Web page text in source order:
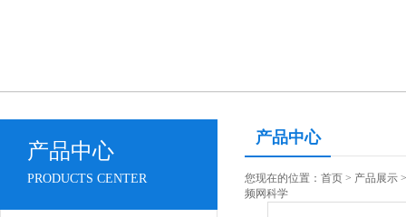
产品中心
PRODUCTS CENTER
产品中心
您现在的位置： 首页 > 产品展示
频网科学